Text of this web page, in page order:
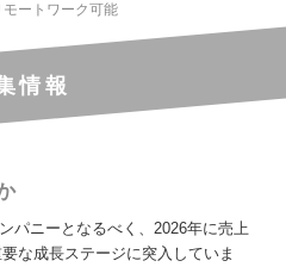
モートワーク可能
情報
パニーとなるべく、2026年に売上
な成長ステージに突入していま